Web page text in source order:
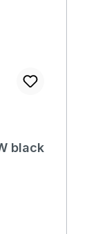
black